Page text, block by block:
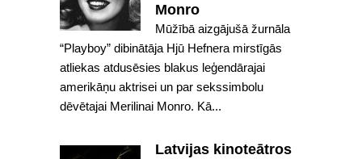
Monro
Mūžībā aizgājušā žurnāla
“Playboy” dibinātāja Hjū Hefnera mirstīgās
atliekas atdusēsies blakus leģendārajai
amerikāņu aktrisei un par sekssimbolu
dēvētajai Merilinai Monro. Kā...
Latvijas kinoteātros